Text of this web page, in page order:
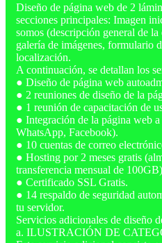
Diseño de página web de 2
secciones principales: Imagen
somos (descripción general de
galería de imágenes, formulario
localización.
A continuación, se detallan los
● Diseño de página web
● 2 reuniones de diseño de la
● 1 reunión de capacitación de
● Integración de la página web a
WhatsApp, Facebook).
● 10 cuentas de correo
● Hosting por 2 meses gratis
transferencia mensual de
● Certificado SSL Gratis.
● 14 respaldo de seguridad
tu servidor.
Servicios adicionales de diseño
a. ILUSTRACIÓN DE